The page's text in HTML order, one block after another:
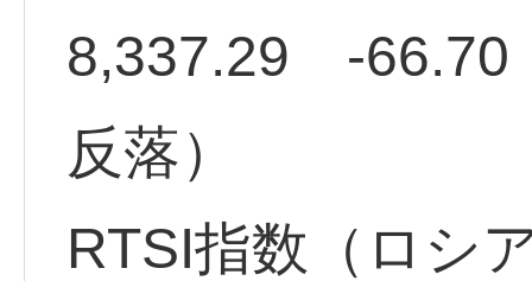
8,337.29 -66.70
反落）
RTSI指数（ロシ